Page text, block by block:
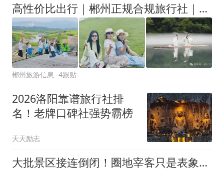
高性价比出行｜郴州正规合规旅行社｜3天2 晚平价纯玩行程+游客反馈
郴州旅游信息 4跟贴
2026洛阳靠谱旅行社排
名！老牌口碑社强势霸榜
天天励志
大批景区接连倒闭！圈地宰客只是表象，真正的套路藏得太深